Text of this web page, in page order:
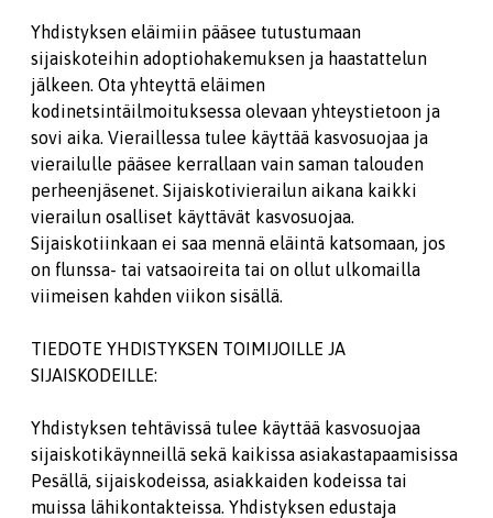
Yhdistyksen eläimiin pääsee tutustumaan
sijaiskoteihin adoptiohakemuksen ja haastattelun
jälkeen. Ota yhteyttä eläimen
kodinetsintäilmoituksessa olevaan yhteystietoon ja
sovi aika. Vieraillessa tulee käyttää kasvosuojaa ja
vierailulle pääsee kerrallaan vain saman talouden
perheenjäsenet. Sijaiskotivierailun aikana kaikki
vierailun osalliset käyttävät kasvosuojaa.
Sijaiskotiinkaan ei saa mennä eläintä katsomaan, jos
on flunssa- tai vatsaoireita tai on ollut ulkomailla
viimeisen kahden viikon sisällä.
TIEDOTE YHDISTYKSEN TOIMIJOILLE JA
SIJAISKODEILLE:
Yhdistyksen tehtävissä tulee käyttää kasvosuojaa
sijaiskotikäynneillä sekä kaikissa asiakastapaamisissa
Pesällä, sijaiskodeissa, asiakkaiden kodeissa tai
muissa lähikontakteissa. Yhdistyksen edustaja